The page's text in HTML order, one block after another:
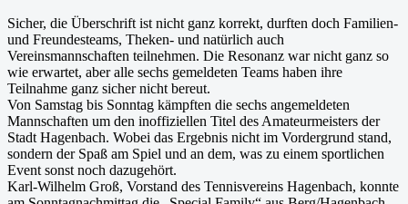
Sicher, die Überschrift ist nicht ganz korrekt, durften doch Familien-
und Freundesteams, Theken- und natürlich auch
Vereinsmannschaften teilnehmen. Die Resonanz war nicht ganz so
wie erwartet, aber alle sechs gemeldeten Teams haben ihre
Teilnahme ganz sicher nicht bereut.
Von Samstag bis Sonntag kämpften die sechs angemeldeten
Mannschaften um den inoffiziellen Titel des Amateurmeisters der
Stadt Hagenbach. Wobei das Ergebnis nicht im Vordergrund stand,
sondern der Spaß am Spiel und an dem, was zu einem sportlichen
Event sonst noch dazugehört.
Karl-Wilhelm Groß, Vorstand des Tennisvereins Hagenbach, konnte